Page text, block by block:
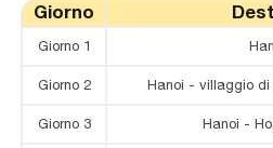
Giorno
Giorno 1
Giorno 2 Hanoi - villaggio
Giorno 3 Hanoi -